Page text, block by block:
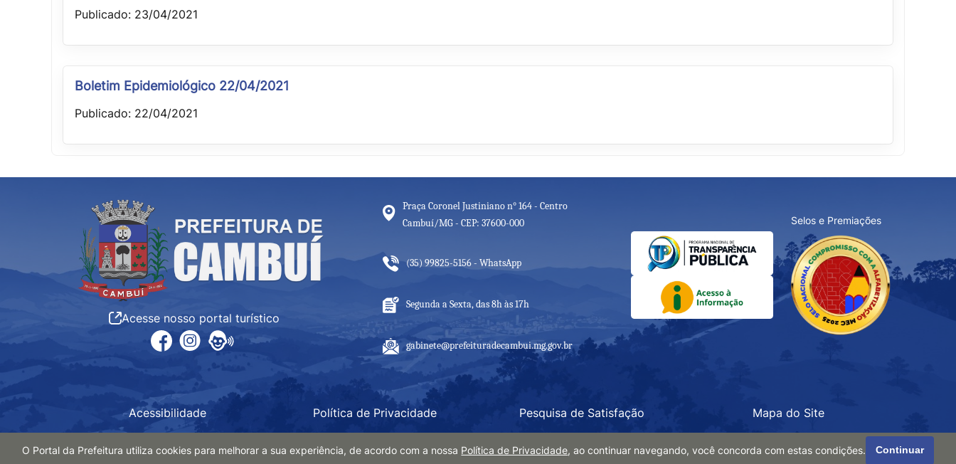
Publicado: 23/04/2021
Boletim Epidemiológico 22/04/2021
Publicado: 22/04/2021
Acesse nosso portal turístico
Praça Coronel Justiniano n° 164 - Centro
Cambuí/MG - CEP: 37600-000
(35) 99825-5156 - WhatsApp
Segunda a Sexta, das 8h às 17h
gabinete@prefeituradecambui.mg.gov.br
Selos e Premiações
Acessibilidade Política de Privacidade Pesquisa de Satisfação Mapa do Site
O Portal da Prefeitura utiliza cookies para melhorar a sua experiência, de acordo com a nossa Política de Privacidade, ao continuar navegando, você concorda com estas condições. Continuar